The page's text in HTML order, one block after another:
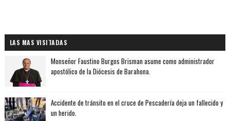
LAS MAS VISITADAS
Monseñor Faustino Burgos Brisman asume como administrador
apostólico de la Diócesis de Barahona.
Accidente de tránsito en el cruce de Pescadería deja un fallecido y
un herido.